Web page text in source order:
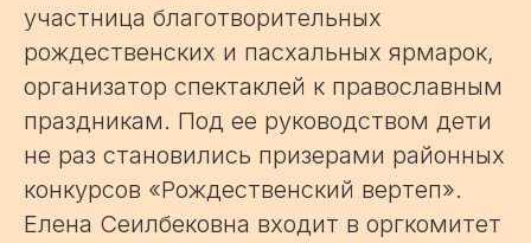
участница благотворительных
рождественских и пасхальных ярмарок,
организатор спектаклей к православным
праздникам. Под ее руководством дети
не раз становились призерами районных
конкурсов «Рождественский вертеп».
Елена Сеилбековна входит в оргкомитет